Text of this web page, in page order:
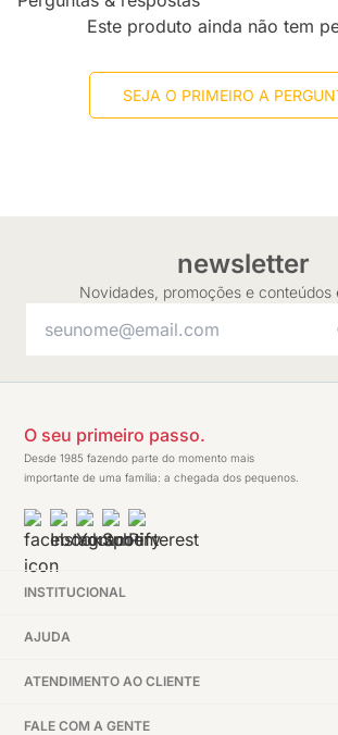
Este produto ainda não tem
SEJA O PRIMEIRO A
newsletter
Novidades, promoções e conteúdos
O seu primeiro passo.
Desde 1985 fazendo parte do momento mais
importante de uma família: a chegada dos pequenos.
INSTITUCIONAL
AJUDA
ATENDIMENTO AO CLIENTE
FALE COM A GENTE